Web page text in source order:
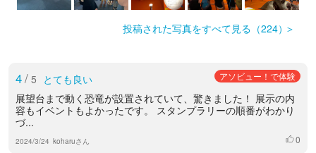
投稿された写真をすべて見る（224）
4/ 5 とても良い アソビュー！で体験
展望台まで動く恐竜が設置されていて、驚きました！ 展示の内
容もイベントもよかったです。 スタンプラリーの順番がわかり
づ...
2024/3/24 koharuさん いいね
0